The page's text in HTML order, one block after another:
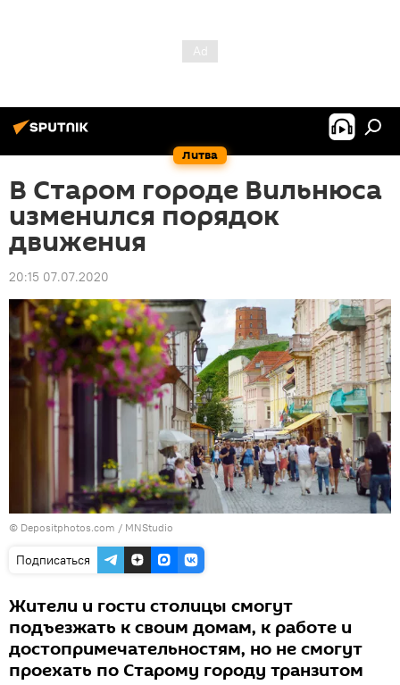
Литва
В Старом городе Вильнюса
изменился порядок
движения
20:15 07.07.2020
© Depositphotos.com / MNStudio
Подписаться
Жители и гости столицы смогут
подъезжать к своим домам, к работе и
достопримечательностям, но не смогут
проехать по Старому городу транзитом